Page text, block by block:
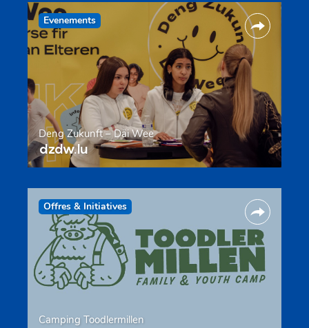
Evenements
Deng Zukunft – Däi Wee
dzdw.lu
Offres & Initiatives
Camping Toodlermillen